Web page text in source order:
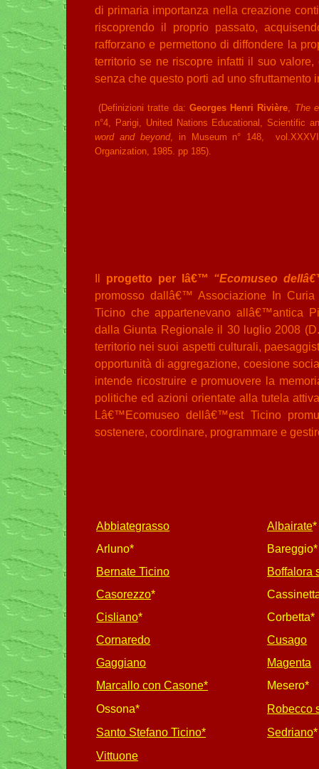
di primaria importanza nella creazione
riscoprendo il proprio passato,
rafforzano e permettono di diffondere la
territorio se ne riscopre infatti il suo
senza che questo porti ad uno sfruttamento
(Definizioni tratte da: Georges Henri Rivière
The
n°4, Parigi, United Nations Educational, Scientific
word and beyond, in Museum n° 148,
Organization, 1985. pp 185).
progetto per lâ€™ “Ecomuseo
promosso dallâ€™ Associazione In
Ticino che appartenevano allâ€™antica
dalla Giunta Regionale il 30 luglio 2008
territorio nei suoi aspetti culturali,
opportunità di aggregazione, coesione
intende ricostruire e promuovere la
politiche ed azioni orientate alla tutela
Lâ€™Ecomuseo dellâ€™est Ticino
sostenere, coordinare, programmare e
Abbiategrasso Albairate*
Arluno*
Bareggio*
Bernate Ticino
Boffalora
Casorezzo*
Cisliano*
Corbetta*
Cornaredo
Cusago
Gaggiano
Magenta
Marcallo con Casone*
Mesero*
Ossona*
Robecco
Santo Stefano Ticino*
Sedriano*
Vittuone